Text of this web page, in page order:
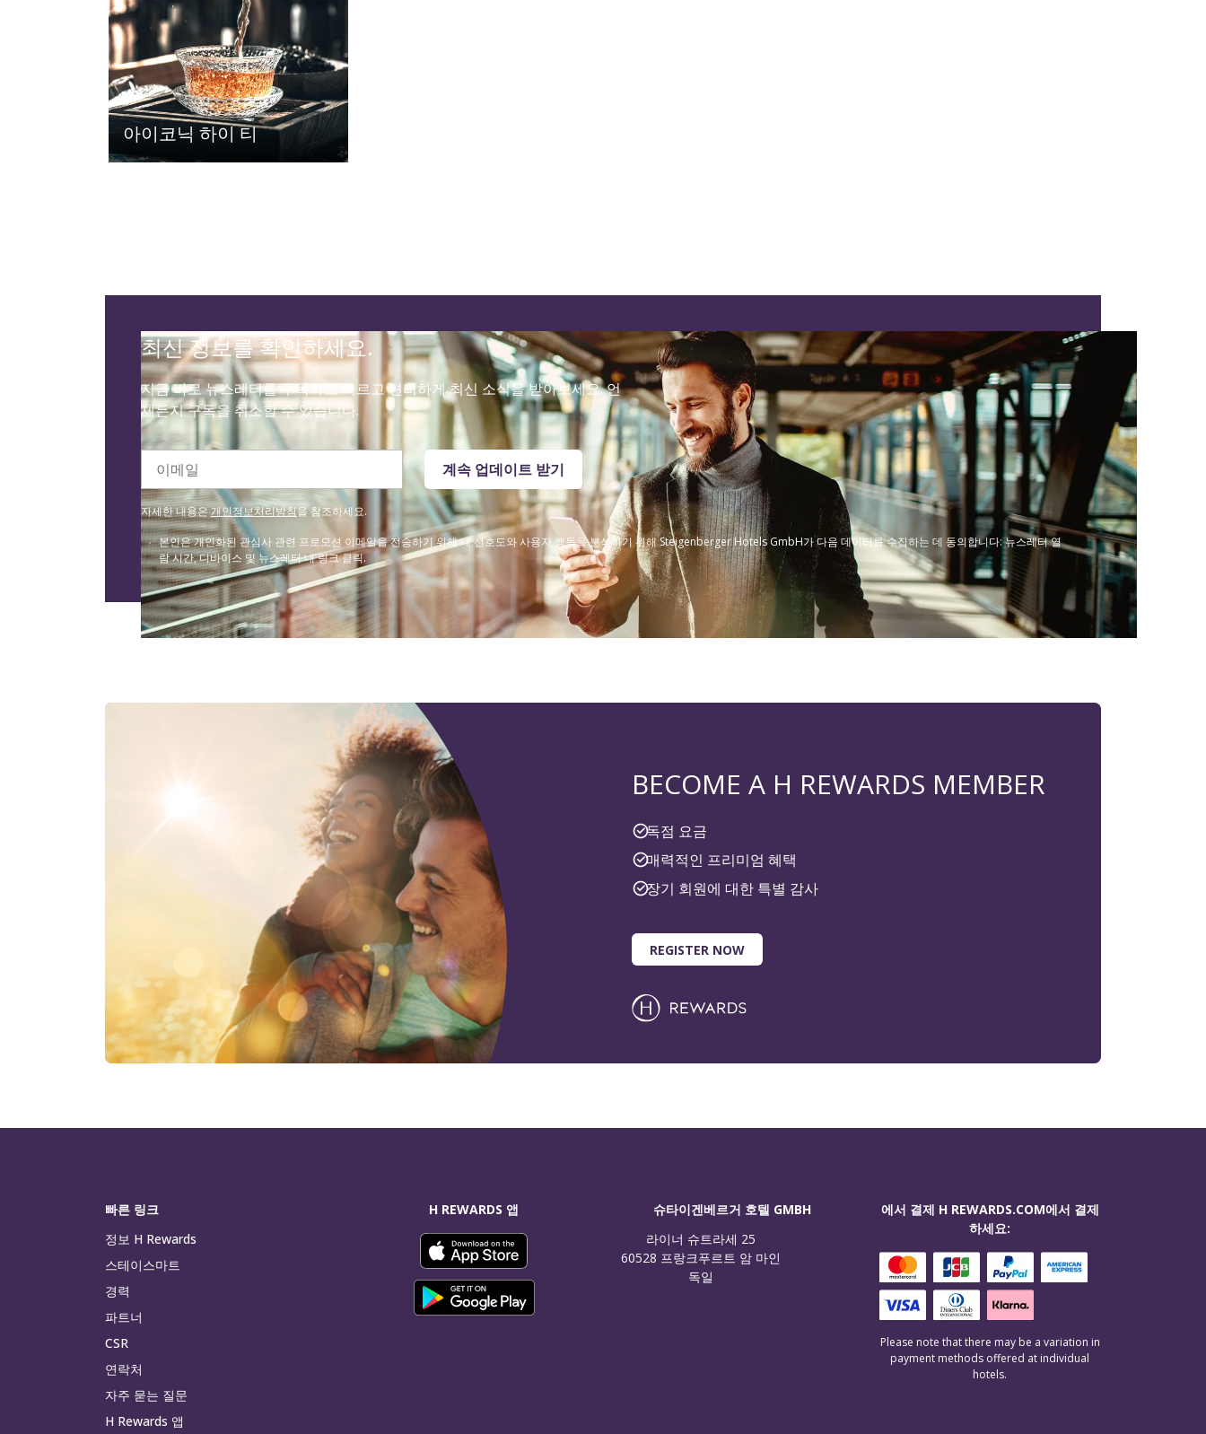
아이코닉 하이 티
최신 정보를 확인하세요.
지금 바로 뉴스레터를 구독하고 빠르고 편리하게 최신 소식을 받아보세요. 언
제든지 구독을 취소할 수 있습니다.
이메일 계속 업데이트 받기
자세한 내용은개인정보처리방침을 참조하세요.
본인은 개인화된 관심사 관련 프로모션 이메일을 전송하기 위해 내 선호도와 사용자 행동을 분석하기 위해 Steigenberger Hotels GmbH가 다음 데이터를 수집하는 데 동의합니다: 뉴스레터 열
람 시간, 디바이스 및 뉴스레터 내 링크 클릭.
BECOME A H REWARDS MEMBER
독점 요금
매력적인 프리미엄 혜택
장기 회원에 대한 특별 감사
REGISTER NOW
빠른 링크
정보 H Rewards
스테이스마트
경력
파트너
CSR
연락처
자주 묻는 질문
H Rewards 앱
H REWARDS 앱
슈타이겐베르거 호텔 GMBH
라이너 슈트라세 25
60528 프랑크푸르트 암 마인
독일
에서 결제 H REWARDS.COM에서 결제
하세요:
Please note that there may be a variation in
payment methods offered at individual
hotels.